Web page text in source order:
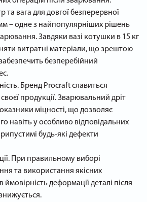
та вага для довгої безперервної
– одне з найпопулярніших рішень
Завдяки вазі котушки в 15 кг
витратні матеріали, що зрештою
безперебійний
Бренд Procraft славиться
продукції. Зварювальний дріт
міцності, що дозволяє
навіть у особливо відповідальних
будь-які дефекти
При правильному виборі
та використання якісних
ймовірність деформації деталі після